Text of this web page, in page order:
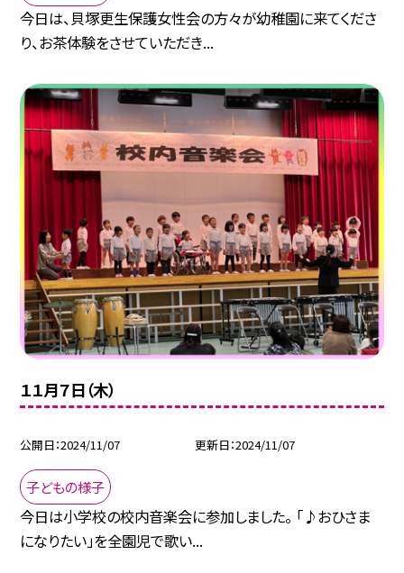
今日は、貝塚更生保護女性会の方々が幼稚園に来てくださ
り、お茶体験をさせていただき...
１１月７日（木）
公開日 2024/11/07 更新日 2024/11/07
子どもの様子
今日は小学校の校内音楽会に参加しました。 「♪おひさま
になりたい」を全園児で歌い...